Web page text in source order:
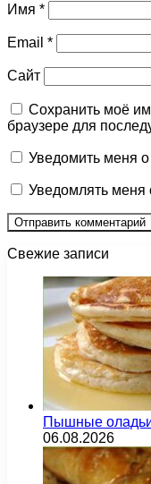
Имя *
Email *
Сайт
Сохранить моё
браузере для
Уведомить меня
Уведомлять меня
Свежие записи
Пышные
06.08.2026